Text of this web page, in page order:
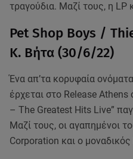
τραγούδια. Μαζί τους, η LP
Pet Shop Boys /
K. Bήτα (30/6/22)
Ένα απ’τα κορυφαία
έρχεται στο Release Athens
– The Greatest Hits Live”
Μαζί τους, οι αγαπημένοι
Corporation και ο